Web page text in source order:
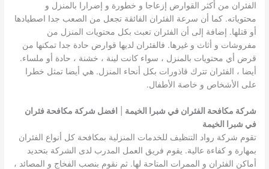
الفئران من أكثر القوارض إزعاجا و خطورة و إضرارا بالمنزل و
محتوياته. كما أن سرعة الفئران الفائقة تجعل من الصعب جدا اصطيادها
أو قتلها. إضافة إلى أن الفئران تعبث بكل محتويات المنزل من
مفروشات و أثاث و غيرها. فالفئران لديها قوارض حادة جدا تمكنها من
قرض أي محتويات بالمنزل ، سواء كانت لينة ، خشنة ، حادة أو ملساء.
أيضا ، الفئران تترك قاذورات بكل أنحاء المنزل. هي أيضا تمثل خطرا
على الأشخاص و خاصة الأطفال.
شركة مكافحة الفئران في شبرا الخيمة
افضل شركة مكافحة فئران
في شبرا الخيمة
تقوم شركة رواد التنظيف للخدمات المنزلية بمكافحة كل أنواع الفئران
بمهارة و كفاءة عالية. يقوم فريق العمل المدرب لدى الشركة بتحديد
أماكن الفئران و الممرات المتاحة لها. ثم نقوم بنصب الفخاج و المصائد ،